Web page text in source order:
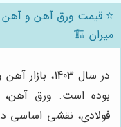
میران 🏗️
در سال 1403،
بوده است. ورق آهن،
فولادی، نقشی اساسی